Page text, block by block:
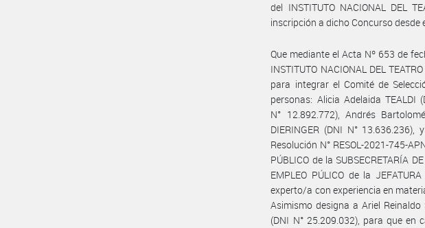
del INSTITUTO NACIONAL DEL
inscripción a dicho Concurso desde
Que mediante el Acta Nº 653 de
INSTITUTO NACIONAL DEL
para integrar el Comité de
personas: Alicia Adelaida TEALDI
N° 12.892.772), Andrés
DIERINGER (DNI N°
Resolución N° RESOL-2021-745-
PÚBLICO de la SUBSECRETARÍA
EMPLEO PÚLICO de la
experto/a con experiencia en
Asimismo designa a Ariel Reinaldo
(DNI N° 25.209.032), para que